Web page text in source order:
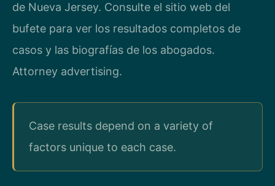
de Nueva Jersey. Consulte el sitio web del
bufete para ver los resultados completos de
casos y las biografías de los abogados.
Attorney advertising.
Case results depend on a variety of
factors unique to each case.